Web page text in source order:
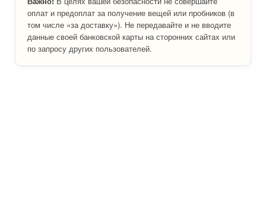
оплат и предоплат за получение вещей или пробников (в
том числе «за доставку»). Не передавайте и не вводите
данные своей банковской карты на сторонних сайтах или
по запросу других пользователей.